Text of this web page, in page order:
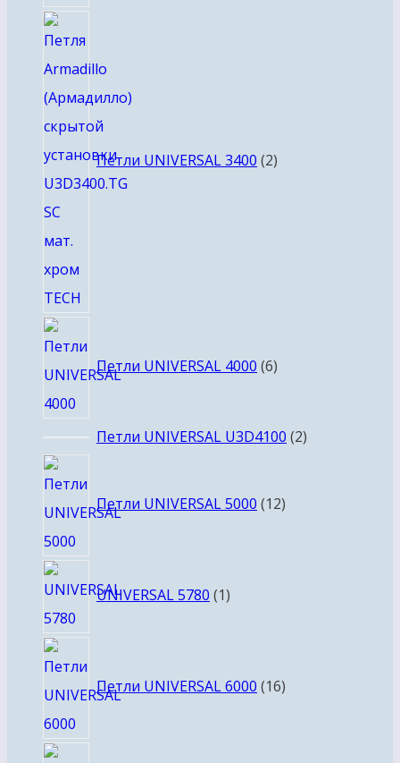
Петли UNIVERSAL 3400 2
Петли UNIVERSAL 4000 6товаров
Петли UNIVERSAL U3D4100 22
Петли UNIVERSAL 5000 12товаров
UNIVERSAL 5780 1товар
Петли UNIVERSAL 6000 16товаров